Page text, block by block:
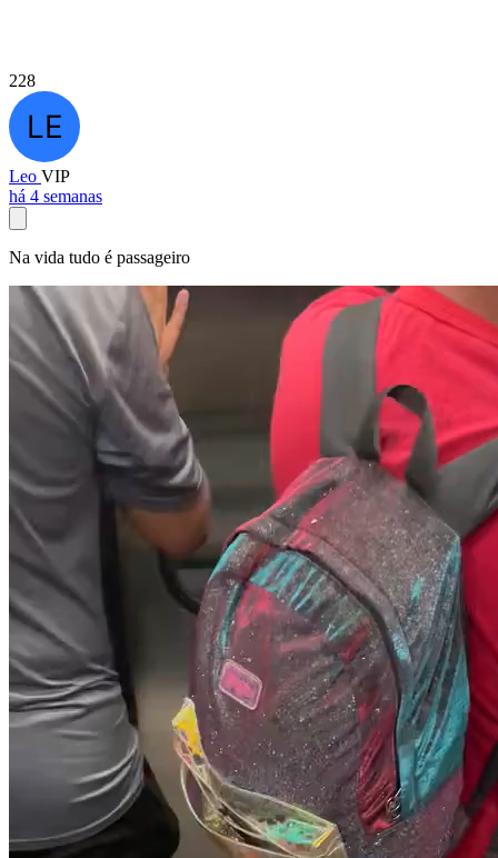
228
Leo VIP
há 4 semanas
Na vida tudo é passageiro